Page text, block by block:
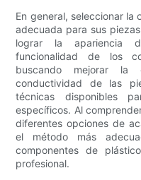
En general, seleccionar
adecuada para sus
lograr la apariencia
funcionalidad de los
buscando mejorar
conductividad de las
técnicas disponibles
específicos. Al
diferentes opciones de
el método más
componentes de
profesional.